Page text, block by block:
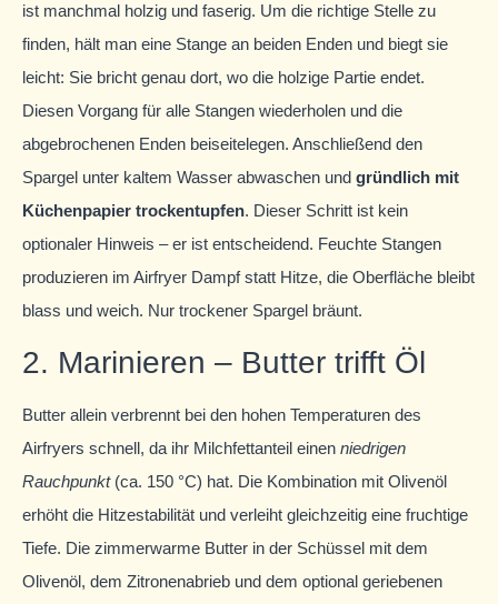
ist manchmal holzig und faserig. Um die richtige Stelle zu
finden, hält man eine Stange an beiden Enden und biegt sie
leicht: Sie bricht genau dort, wo die holzige Partie endet.
Diesen Vorgang für alle Stangen wiederholen und die
abgebrochenen Enden beiseitelegen. Anschließend den
Spargel unter kaltem Wasser abwaschen und gründlich mit
Küchenpapier trockentupfen. Dieser Schritt ist kein
optionaler Hinweis – er ist entscheidend. Feuchte Stangen
produzieren im Airfryer Dampf statt Hitze, die Oberfläche bleibt
blass und weich. Nur trockener Spargel bräunt.
2. Marinieren – Butter trifft Öl
Butter allein verbrennt bei den hohen Temperaturen des
Airfryers schnell, da ihr Milchfettanteil einen niedrigen
Rauchpunkt(ca. 150 °C) hat. Die Kombination mit Olivenöl
erhöht die Hitzestabilität und verleiht gleichzeitig eine fruchtige
Tiefe. Die zimmerwarme Butter in der Schüssel mit dem
Olivenöl, dem Zitronenabrieb und dem optional geriebenen